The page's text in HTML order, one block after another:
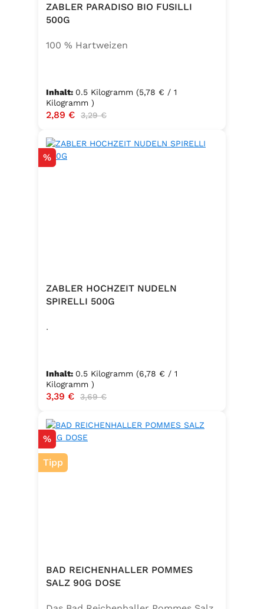
ZABLER PARADISO BIO FUSILLI
500G
100 % Hartweizen
Inhalt: 0.5 Kilogramm (5,78 € / 1
Kilogramm )
Verkaufspreis:
2,89 € Regulärer Preis:
3,29 €
Rabatt
%
ZABLER HOCHZEIT NUDELN
SPIRELLI 500G
.
Inhalt: 0.5 Kilogramm (6,78 € / 1
Kilogramm )
Verkaufspreis:
3,39 € Regulärer Preis:
3,69 €
Rabatt
%
Tipp
BAD REICHENHALLER POMMES
SALZ 90G DOSE